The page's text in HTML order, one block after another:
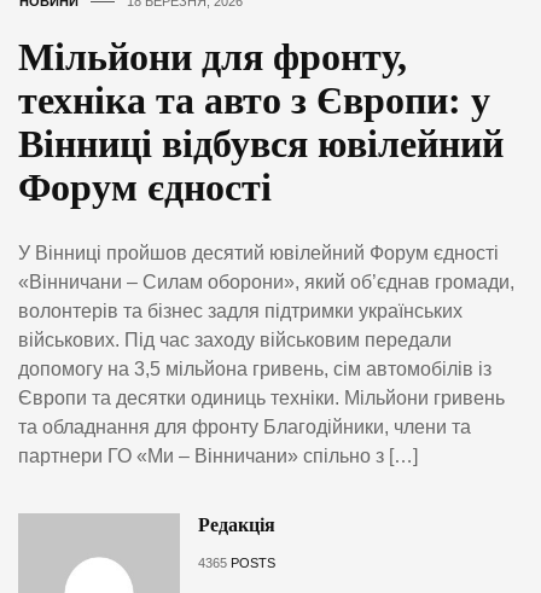
Мільйони для фронту,
техніка та авто з Європи: у
Вінниці відбувся ювілейний
Форум єдності
У Вінниці пройшов десятий ювілейний Форум єдності
«Вінничани – Силам оборони», який об’єднав громади,
волонтерів та бізнес задля підтримки українських
військових. Під час заходу військовим передали
допомогу на 3,5 мільйона гривень, сім автомобілів із
Європи та десятки одиниць техніки. Мільйони гривень
та обладнання для фронту Благодійники, члени та
партнери ГО «Ми – Вінничани» спільно з […]
Редакція
4365 POSTS